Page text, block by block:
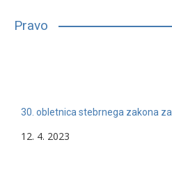
Pravo
30. obletnica stebrnega zakona
12. 4. 2023